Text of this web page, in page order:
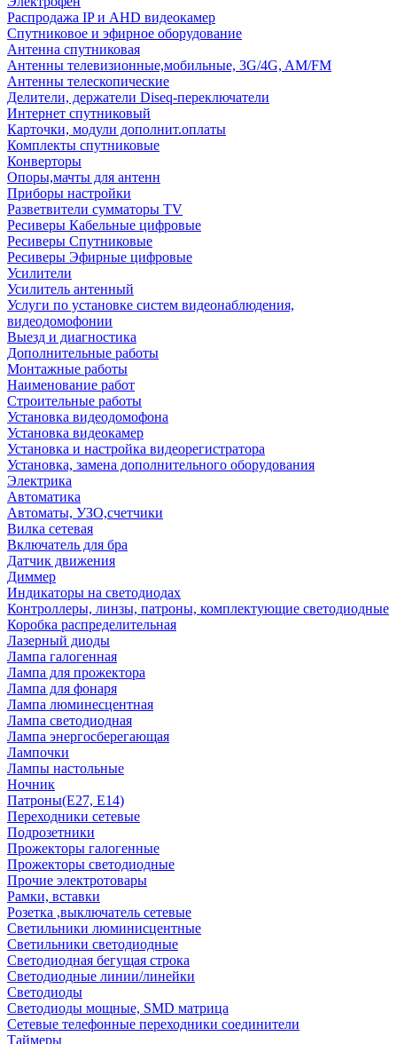
Распродажа IP и AHD видеокамер
Спутниковое и эфирное оборудование
Антенна спутниковая
Антенны телевизионные,мобильные, 3G/4G, AM/FM
Антенны телескопические
Делители, держатели Diseq-переключатели
Интернет спутниковый
Карточки, модули дополнит.оплаты
Комплекты спутниковые
Конверторы
Опоры,мачты для антенн
Приборы настройки
Разветвители сумматоры TV
Ресиверы Кабельные цифровые
Ресиверы Спутниковые
Ресиверы Эфирные цифровые
Усилители
Усилитель антенный
Услуги по установке систем видеонаблюдения,
видеодомофонии
Выезд и диагностика
Дополнительные работы
Монтажные работы
Наименование работ
Строительные работы
Установка видеодомофона
Установка видеокамер
Установка и настройка видеорегистратора
Установка, замена дополнительного оборудования
Электрика
Автоматика
Автоматы, УЗО,счетчики
Вилка сетевая
Включатель для бра
Датчик движения
Диммер
Индикаторы на светодиодах
Контроллеры, линзы, патроны, комплектующие светодиодные
Коробка распределительная
Лазерный диоды
Лампа галогенная
Лампа для прожектора
Лампа для фонаря
Лампа люминесцентная
Лампа светодиодная
Лампа энергосберегающая
Лампочки
Лампы настольные
Ночник
Патроны(Е27, Е14)
Переходники сетевые
Подрозетники
Прожекторы галогенные
Прожекторы светодиодные
Прочие электротовары
Рамки, вставки
Розетка ,выключатель сетевые
Светильники люминисцентные
Светильники светодиодные
Светодиодная бегущая строка
Светодиодные линии/линейки
Светодиоды
Светодиоды мощные, SMD матрица
Сетевые телефонные переходники соединители
Таймеры